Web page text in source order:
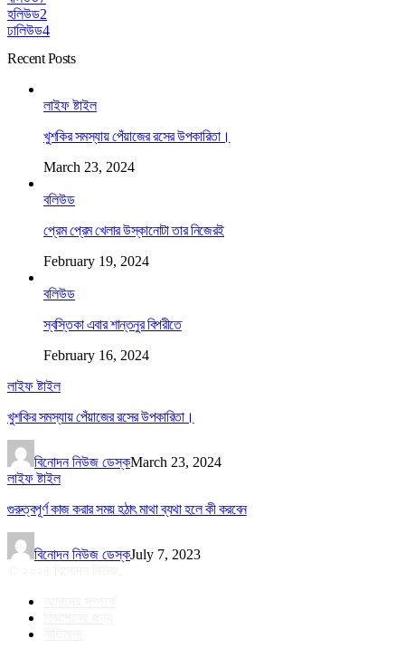
হলিউড2
ঢালিউড4
Recent Posts
লাইফ ষ্টাইল
খুশকির সমস্যায় পেঁয়াজের রসের উপকারিতা।
March 23, 2024
বলিউড
প্রেম প্রেম খেলার উস্কানোটা তার নিজেরই
February 19, 2024
বলিউড
স্বস্তিকা এবার শান্তনুর বিপরীতে
February 16, 2024
লাইফ ষ্টাইল
খুশকির সমস্যায় পেঁয়াজের রসের উপকারিতা।
বিনোদন নিউজ ডেস্কMarch 23, 2024
লাইফ ষ্টাইল
গুরুত্বপূর্ণ কাজ করার সময় হঠাৎ মাথা ব্যথা হলে কী করবেন
বিনোদন নিউজ ডেস্কJuly 7, 2023